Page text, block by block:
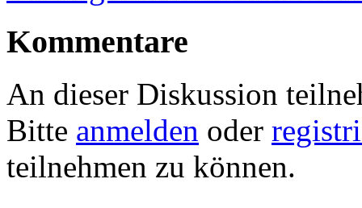
Kommentare
An dieser Diskussion
Bitte anmelden oder
teilnehmen zu können.